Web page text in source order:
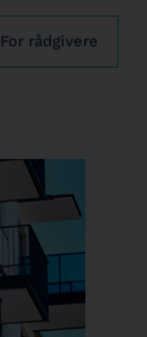
For rådgivere